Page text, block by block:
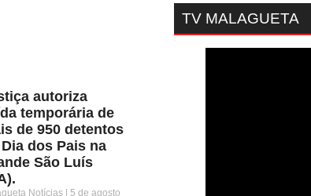
autoriza
temporária de
de 950 detentos
dos Pais na
São Luís
Notícias
5 de agosto
TV MALAGUETA